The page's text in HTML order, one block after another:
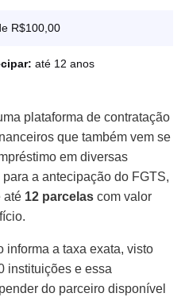
R$100,00
até 12 anos
plataforma de contratação
que também vem se
em diversas
a antecipação do FGTS,
até 12 parcelas com valor
informa a taxa exata, visto
instituições e essa
do parceiro disponível